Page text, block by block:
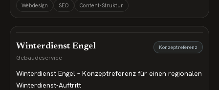
Webdesign SEO Content-Struktur
Winterdienst Engel
Gebäudeservice
Konzeptreferenz
Winterdienst Engel – Konzeptreferenz für einen regionalen
Winterdienst-Auftritt